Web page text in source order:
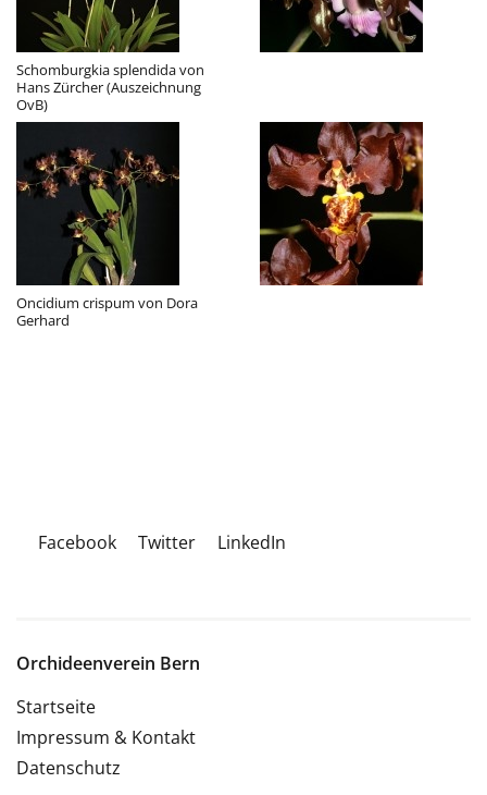
Schomburgkia splendida von
Hans Zürcher (Auszeichnung
OvB)
Oncidium crispum von Dora
Gerhard
Facebook Twitter LinkedIn
Orchideenverein Bern
Startseite
Impressum & Kontakt
Datenschutz